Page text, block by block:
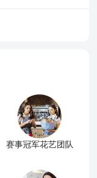
赛事冠军花艺团队